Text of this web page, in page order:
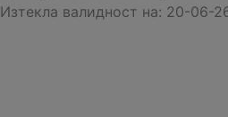
Изтекла валидност на: 20-06-